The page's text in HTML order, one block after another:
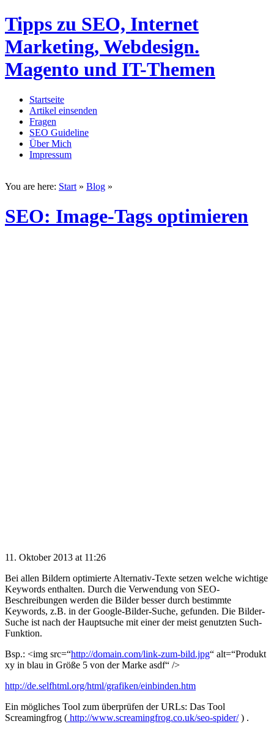
Tipps zu SEO, Internet
Marketing, Webdesign.
Magento und IT-Themen
Startseite
Artikel einsenden
Fragen
SEO Guideline
Über Mich
Impressum
You are here: Start » Blog »
SEO: Image-Tags optimieren
11. Oktober 2013 at 11:26
Bei allen Bildern optimierte Alternativ-Texte setzen welche wichtige
Keywords enthalten. Durch die Verwendung von SEO-
Beschreibungen werden die Bilder besser durch bestimmte
Keywords, z.B. in der Google-Bilder-Suche, gefunden. Die Bilder-
Suche ist nach der Hauptsuche mit einer der meist genutzten Such-
Funktion.
Bsp.: <img src=“http://domain.com/link-zum-bild.jpg“ alt=“Produkt
xy in blau in Größe 5 von der Marke asdf“ />
http://de.selfhtml.org/html/grafiken/einbinden.htm
Ein mögliches Tool zum überprüfen der URLs: Das Tool
Screamingfrog ( http://www.screamingfrog.co.uk/seo-spider/) .